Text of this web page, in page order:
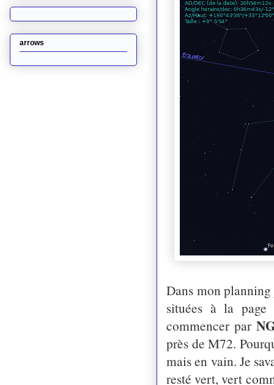
Dans mon
situées à la
commencer par
près de M72.
mais en vain. Je
resté vert, vert
arrows